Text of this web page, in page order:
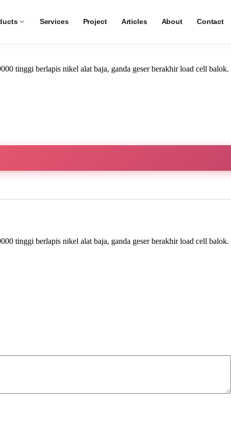
Services Project Articles About Contact
Weighing Modules
tinggi berlapis nikel alat baja, ganda geser berakhir load cell balok.
tinggi berlapis nikel alat baja, ganda geser berakhir load cell balok.